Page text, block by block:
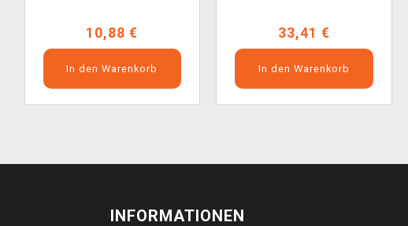
10,88 €
In den Warenkorb
33,41 €
In den Warenkorb
INFORMATIONEN